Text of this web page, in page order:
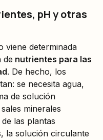
pH y otras
viene determinada
de nutrientes para las
. De hecho, los
se necesita agua,
de solución
minerales
las plantas
la solución circulante